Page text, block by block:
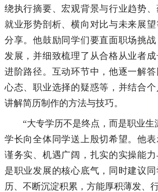
绕执行摘要、宏观背景与行业趋势
就业形势剖析、横向对比与未来展
分享。他鼓励同学们要直面职场挑
发展，并细致梳理了从合格从业者
进阶路径。互动环节中，他逐一解
心态、职业选择的疑惑等，并结合
讲解简历制作的方法与技巧。
“大专学历不是终点，而是职业生
学长向全体同学送上殷切希望。他
谨务实、机遇广阔，扎实的实操能
是职业发展的核心底气，同时建议
历、不断沉淀积累，方能厚积薄发、行